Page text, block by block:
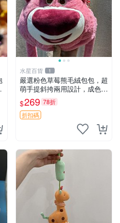
水星百貨 1
嚴選粉色草莓熊毛絨包包，超
萌手提斜挎兩用設計，成色上
佳容量大 粉紅草莓 毛絨包 超
大容量
$269 78折
折扣碼